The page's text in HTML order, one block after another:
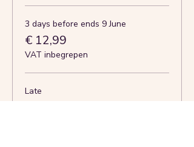
3 days before ends 9 June
€ 12,99
VAT inbegrepen
Late